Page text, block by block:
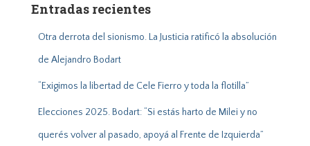
rEntradas recientes
Otra derrota del sionismo. La Justicia ratificó la absolución
de Alejandro Bodart
“Exigimos la libertad de Cele Fierro y toda la flotilla”
Elecciones 2025. Bodart: “Si estás harto de Milei y no
querés volver al pasado, apoyá al Frente de Izquierda”